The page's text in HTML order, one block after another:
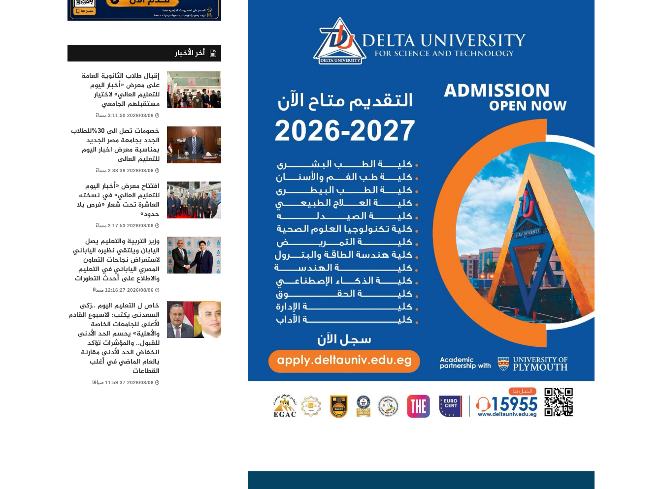
أخر الأخبار
إقبال طلاب الثانوية العامة
على معرض «أخبار اليوم
للتعليم العالي» لاختيار
مستقبلهم الجامعي
2026/08/06 3:11:50 مساءً
خصومات تصل الى 30%للطلاب
الجدد بجامعة مصر الجديد
بمناسبة معرض اخبار اليوم
للتعليم العالى
2026/08/06 2:38:38 مساءً
افتتاح معرض «أخبار اليوم
للتعليم العالي» في نسخته
العاشرة تحت شعار «فرص بلا
حدود»
2026/08/06 2:17:53 مساءً
وزير التربية والتعليم يصل
اليابان ويلتقي نظيره الياباني
لاستعراض نجاحات التعاون
المصري الياباني في التعليم
والاطلاع على أحدث التطورات
2026/08/06 12:16:27 مساءً
خاص ل التعليم اليوم ..زكى
السعدنى يكتب: الاسبوع القادم
الأعلى للجامعات الخاصة
والأهلية» يحسم الحد الأدنى
للقبول.. والمؤشرات تؤكد
انخفاض الحد الأدنى مقارنة
بالعام الماضي في أغلب
القطاعات
2026/08/06 11:59:37 صباحًا